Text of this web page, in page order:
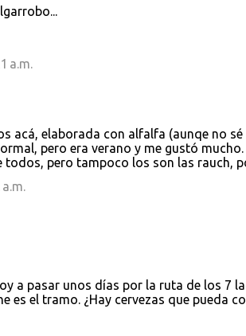
a.m.
acá, elaborada con alfalfa (aunqe no
pero era verano y me gustó
todos, pero tampoco los son las rauch,
a pasar unos días por la ruta de los 7
es el tramo. ¿Hay cervezas que pueda